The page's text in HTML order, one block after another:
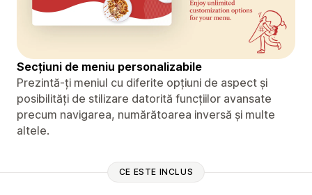
Secțiuni de meniu personalizabile
Prezintă-ți meniul cu diferite opțiuni de aspect și
posibilități de stilizare datorită funcțiilor avansate
precum navigarea, numărătoarea inversă și multe
altele.
CE ESTE INCLUS